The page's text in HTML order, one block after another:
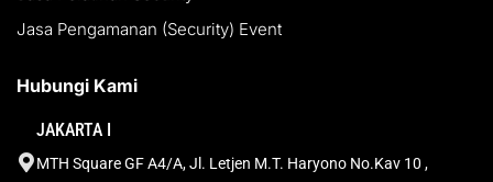
Jasa Pengamanan (Security) Event
Hubungi Kami
JAKARTA I
MTH Square GF A4/A, Jl. Letjen M.T. Haryono No.Kav 10 ,